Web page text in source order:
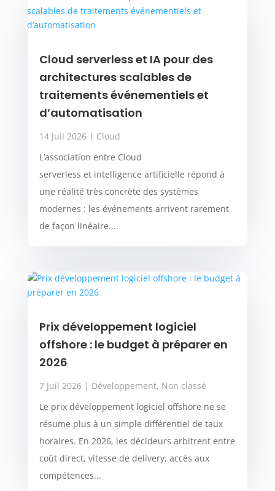
Cloud serverless et IA pour des
architectures scalables de
traitements événementiels et
d’automatisation
14 Juil 2026| Cloud
L’association entre Cloud
serverless et intelligence artificielle répond à
une réalité très concrète des systèmes
modernes : les événements arrivent rarement
de façon linéaire....
Prix développement logiciel
offshore : le budget à préparer en
2026
7 Juil 2026| Développement, Non classé
Le prix développement logiciel offshore ne se
résume plus à un simple différentiel de taux
horaires. En 2026, les décideurs arbitrent entre
coût direct, vitesse de delivery, accès aux
compétences...